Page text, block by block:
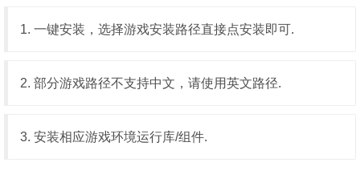
1. 一键安装，选择游戏安装路径直接点安装即可.
2. 部分游戏路径不支持中文，请使用英文路径.
3. 安装相应游戏环境运行库/组件.